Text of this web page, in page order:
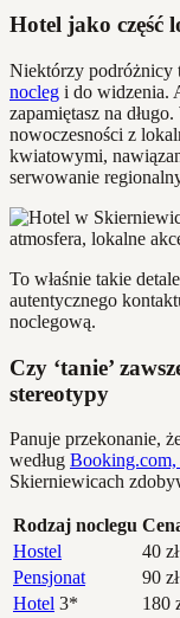
Hotel jako część
Niektórzy podróżnicy
nocleg i do widzenia.
zapamiętasz na
nowoczesności z
kwiatowymi,
serwowanie
To właśnie takie
autentycznego
noclegową.
Czy ‘tanie’
stereotypy
Panuje przekonanie,
według Booking.com,
Skierniewicach
Rodzaj noclegu
Hostel
40 zł
Pensjonat
90 zł
Hotel 3* 180